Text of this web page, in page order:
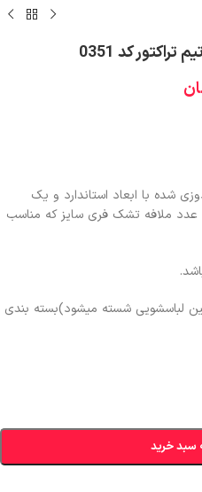
کد 0351
شده با ابعاد استاندارد و یک
.به همراه یک عدد ملافه تشک فری سایز که مناسب
لباسشویی شسته میشود)بسته بندی
سبد خرید